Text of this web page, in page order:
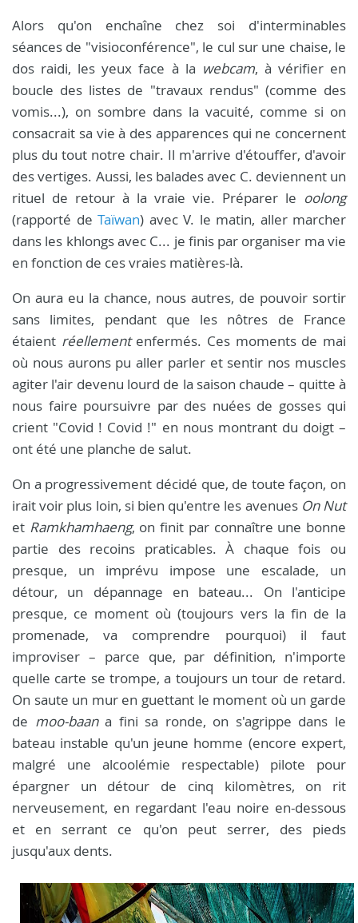
Alors qu'on enchaîne chez soi d'interminables
séances de "visioconférence", le cul sur une chaise, le
dos raidi, les yeux face à la webcam, à vérifier en
boucle des listes de "travaux rendus" (comme des
vomis...), on sombre dans la vacuité, comme si on
consacrait sa vie à des apparences qui ne concernent
plus du tout notre chair. Il m'arrive d'étouffer, d'avoir
des vertiges. Aussi, les balades avec C. deviennent un
rituel de retour à la vraie vie. Préparer le oolong
(rapporté de Taïwan) avec V. le matin, aller marcher
dans les khlongs avec C... je finis par organiser ma vie
en fonction de ces vraies matières-là.
On aura eu la chance, nous autres, de pouvoir sortir
sans limites, pendant que les nôtres de France
étaient réellementenfermés. Ces moments de mai
où nous aurons pu aller parler et sentir nos muscles
agiter l'air devenu lourd de la saison chaude – quitte à
nous faire poursuivre par des nuées de gosses qui
crient "Covid ! Covid !" en nous montrant du doigt –
ont été une planche de salut.
On a progressivement décidé que, de toute façon, on
irait voir plus loin, si bien qu'entre les avenues On Nut
et Ramkhamhaeng, on finit par connaître une bonne
partie des recoins praticables. À chaque fois ou
presque, un imprévu impose une escalade, un
détour, un dépannage en bateau... On l'anticipe
presque, ce moment où (toujours vers la fin de la
promenade, va comprendre pourquoi) il faut
improviser – parce que, par définition, n'importe
quelle carte se trompe, a toujours un tour de retard.
On saute un mur en guettant le moment où un garde
de moo-baana fini sa ronde, on s'agrippe dans le
bateau instable qu'un jeune homme (encore expert,
malgré une alcoolémie respectable) pilote pour
épargner un détour de cinq kilomètres, on rit
nerveusement, en regardant l'eau noire en-dessous
et en serrant ce qu'on peut serrer, des pieds
jusqu'aux dents.